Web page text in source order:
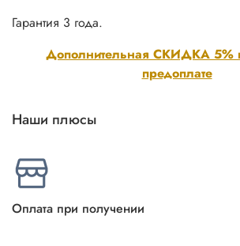
Дополнительная СКИДКА 5%
предоплате
Гарантия 3 года.
Наши плюсы
Оплата при получении